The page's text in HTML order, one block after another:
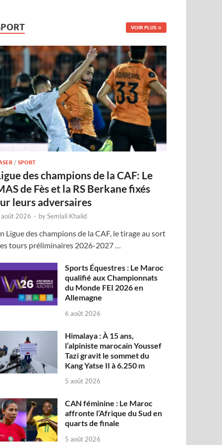
VOIR PLUS
/SPORT
des champions de la CAF: Le
de Fès et la RS Berkane fixés
leurs adversaires
2026 - bySemlali Khalid
Ligue des champions de la CAF, le tirage au sort
tours préliminaires 2026-2027 …
Sports Équestres : Le Maroc
qualifié aux Championnats
du Monde FEI 2026 en
Allemagne
6 août 2026
Himalaya : À 15 ans,
l’alpiniste marocain Youssef
Tazi gravit le sommet du
Kang Yatse II à 6.250 m
5 août 2026
CAN féminine : Le Maroc
affronte l’Afrique du Sud en
quarts de finale
5 août 2026